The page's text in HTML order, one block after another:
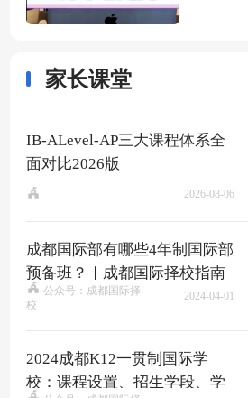
家长课堂
IB-ALevel-AP三大课程体系全
面对比2026版
2026-08-06
成都国际部有哪些4年制国际部
预备班？｜成都国际择校指南
公众号：成都国际择
校
2024-04-01
2024成都K12一贯制国际学
校：课程设置、招生学段、学